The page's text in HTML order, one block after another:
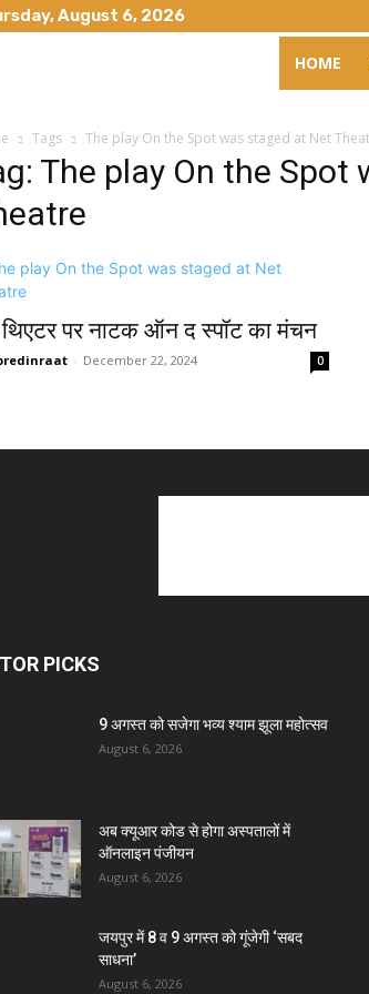
August 6, 2026
HOME
Tags The play On the Spot was staged at Net
The play On the
पर नाटक ऑन द स्पॉट का मंचन
- December 22, 2024 0
PICKS
9 अगस्त को सजेगा भव्य श्याम झूला महोत्सव
August 6, 2026
अब क्यूआर कोड से होगा अस्पतालों में
ऑनलाइन पंजीयन
August 6, 2026
जयपुर में 8 व 9 अगस्त को गूंजेगी ‘सबद
साधना’
August 6, 2026